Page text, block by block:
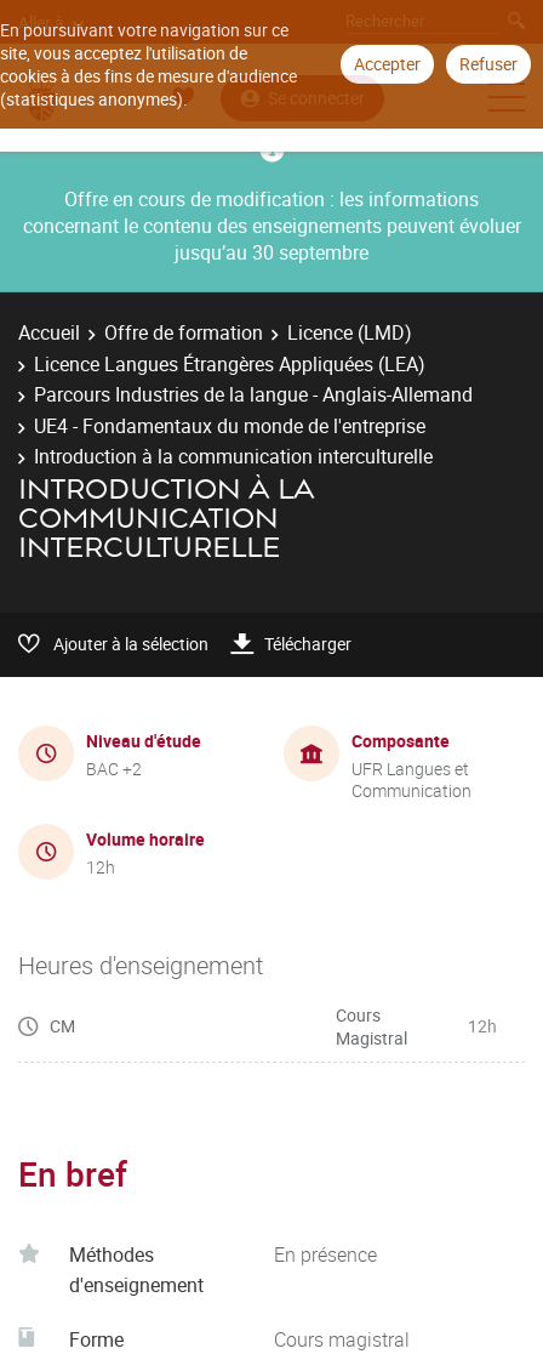
En poursuivant votre navigation sur ce
site, vous acceptez l'utilisation de
cookies à des fins de mesure d'audience
(statistiques anonymes).
Accepter Refuser
Aller à
Se connecter
Offre en cours de modification : les informations
concernant le contenu des enseignements peuvent évoluer
jusqu’au 30 septembre
Accueil Offre de formation
Licence (LMD)
Licence Langues Étrangères Appliquées (LEA)
Parcours Industries de la langue - Anglais-Allemand
UE4 - Fondamentaux du monde de l'entreprise
Introduction à la communication interculturelle
INTRODUCTION À LA
COMMUNICATION
INTERCULTURELLE
Ajouter à la sélection Télécharger
Niveau d'étude
BAC +2
Composante
UFR Langues et
Communication
Volume horaire
12h
Heures d'enseignement
CM
Cours
Magistral
12h
En bref
Méthodes
d'enseignement
En présence
Forme
Cours magistral